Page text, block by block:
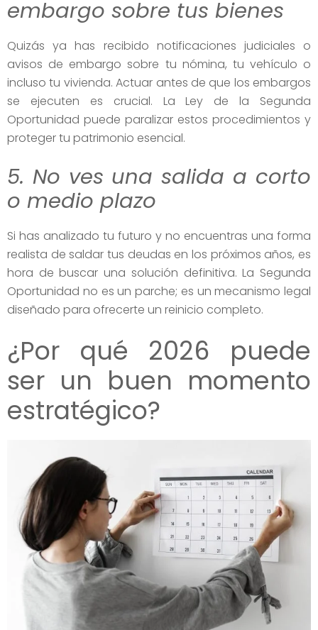
embargo sobre tus bienes
Quizás ya has recibido notificaciones judiciales o
avisos de embargo sobre tu nómina, tu vehículo o
incluso tu vivienda. Actuar antes de que los embargos
se ejecuten es crucial. La Ley de la Segunda
Oportunidad puede paralizar estos procedimientos y
proteger tu patrimonio esencial.
5. No ves una salida a corto
o medio plazo
Si has analizado tu futuro y no encuentras una forma
realista de saldar tus deudas en los próximos años, es
hora de buscar una solución definitiva. La Segunda
Oportunidad no es un parche; es un mecanismo legal
diseñado para ofrecerte un reinicio completo.
¿Por qué 2026 puede
ser un buen momento
estratégico?